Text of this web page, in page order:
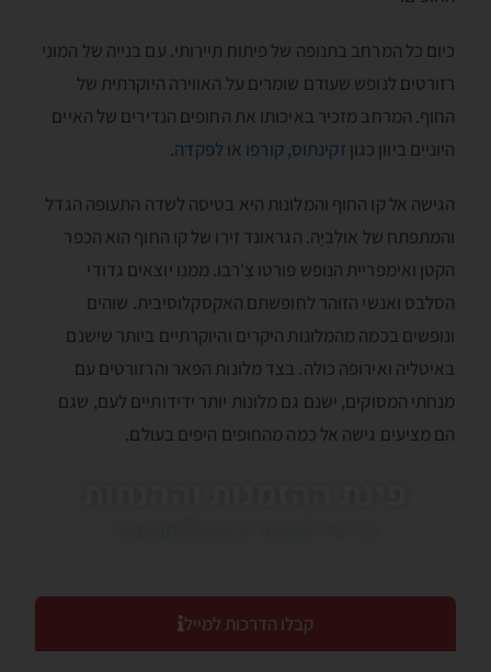
כיום כל המרחב בתנופה של פיתוח תיירותי. עם בנייה של המוני
רזורטים לנופש שעודם שומרים על האווירה היוקרתית של
החוף. המרחב מזכיר באיכותו את החופים הנדירים של האיים
היוניים ביוון כגון זקינתוס,קורפו או לפקדה.
הגישה אל קו החוף והמלונות היא בטיסה לשדה התעופה הגדל
והמתפתח של אולְבְּיָה. הגראונד זירו של קו החוף הוא הכפר
הקטן ואימפריית הנופש פּורטו צֶ'רְבו. ממנו יוצאים גדודי
הסלבס ואנשי הזוהר לחופשתם האקסקלוסיבית. שוהים
ונופשים בכמה מהמלונות היקרים והיוקרתיים ביותר שישנם
באיטליה ואירופה כולה. בצד מלונות הפאר והרזורטים עם
מנחתי המסוקים, ישנם גם מלונות יותר ידידותיים לעם, שגם
הם מציעים גישה אל כמה מהחופים היפים בעולם.
קבלו הדרכות למייל